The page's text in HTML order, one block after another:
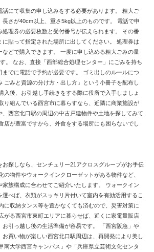
話にて収集の申し込みをする必要があります。 粗大ご
さが40cm以上、重さ5kg以上のものです。 電話で申
処理券の必要枚数と受付番号が伝えられます。 その番
貼って指定された場所に出してください。 処理券は
などで購入できます。 一度に申し込める粗大ごみの量
。 なお、直接「西部総合処理センター」にごみを持ち
でに電話で予約が必要です。 ゴミ出しのルールにつ
ごみと資源の分け方・出し方」という小冊子を配布し
入後、お引越し手続きをする際に役所で入手しましょ
り組んでいる西宮市に暮らすなら、近隣に商業施設が
、西宮北口駅の周辺の中古戸建物件や土地を探してみて
店が豊富ですから、外食をする場所にも困らないでし
お探しなら、センチュリー21アクロスグループがお手伝
の物件やウォークインクローゼットがある物件など、
家族構成に合わせてご紹介いたします。 ウォークイン
選べば、衣類がスッキリ片付いて室内を有効活用するこ
に収納タンス等を置かなくても済むので、災害対策に
がる西宮市東町エリアに暮らせば、近くに家電量販店
お引っ越し後の生活準備が容易です。 「西宮阪急」や
お買い物が楽しい西宮北口駅周辺は、再開発により美し
南大学西宮キャンパス」や「兵庫県立芸術文化センタ